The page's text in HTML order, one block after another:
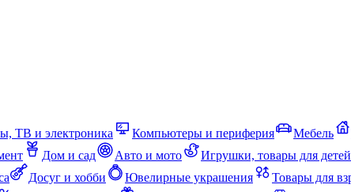
ТВ и электроника Компьютеры и периферия Мебель
Дом и сад Авто и мото Игрушки, товары для детей
Досуг и хобби Ювелирные украшения Товары для